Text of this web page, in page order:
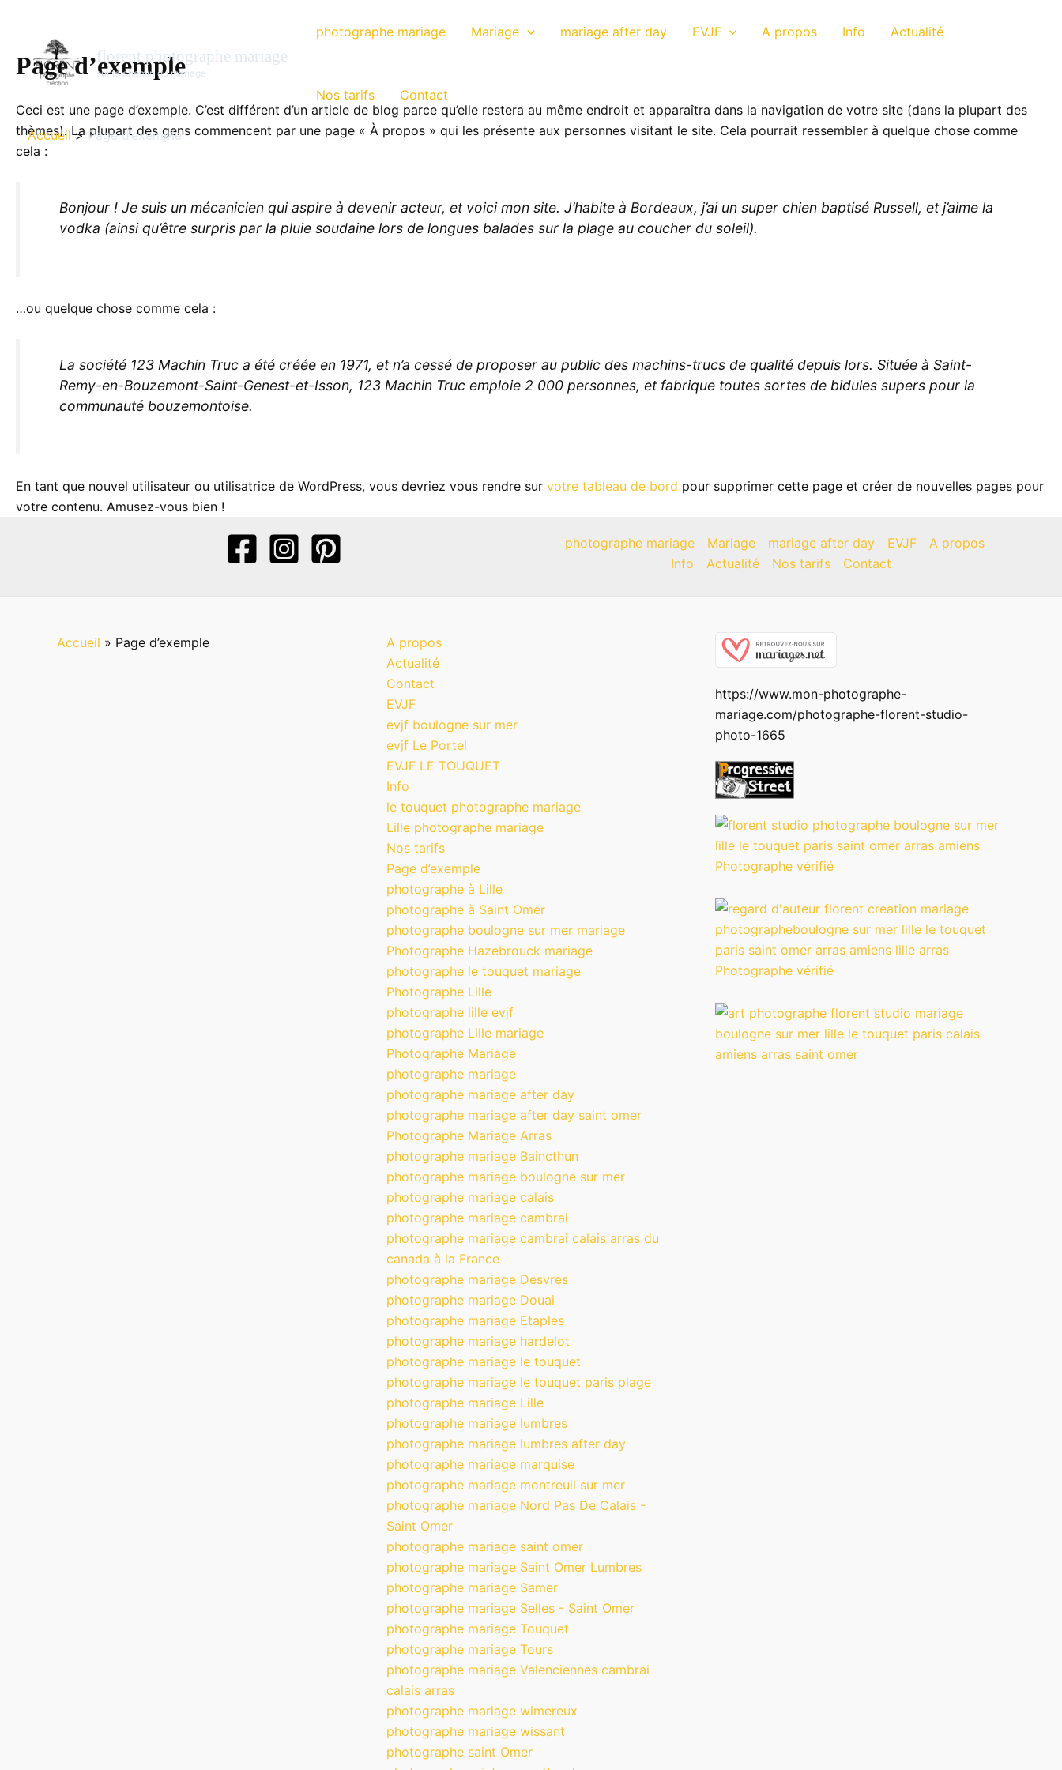
contenu
florent photographe mariage
sur le chemin du mariage
photographe mariage Mariage mariage after day EVJF A propos Info Actualité
Nos tarifs Contact
Accueil Page d’exemple
Page d’exemple
Ceci est une page d’exemple. C’est différent d’un article de blog parce qu’elle restera au même endroit et apparaîtra dans la navigation de votre site (dans la plupart des
thèmes). La plupart des gens commencent par une page « À propos » qui les présente aux personnes visitant le site. Cela pourrait ressembler à quelque chose comme
cela :
Bonjour ! Je suis un mécanicien qui aspire à devenir acteur, et voici mon site. J’habite à Bordeaux, j’ai un super chien baptisé Russell, et j’aime la
vodka (ainsi qu’être surpris par la pluie soudaine lors de longues balades sur la plage au coucher du soleil).
…ou quelque chose comme cela :
La société 123 Machin Truc a été créée en 1971, et n’a cessé de proposer au public des machins-trucs de qualité depuis lors. Située à Saint-
Remy-en-Bouzemont-Saint-Genest-et-Isson, 123 Machin Truc emploie 2 000 personnes, et fabrique toutes sortes de bidules supers pour la
communauté bouzemontoise.
En tant que nouvel utilisateur ou utilisatrice de WordPress, vous devriez vous rendre sur votre tableau de bord pour supprimer cette page et créer de nouvelles pages pour
votre contenu. Amusez-vous bien !
photographe mariage Mariage mariage after day EVJF
A propos
Info
Actualité Nos tarifs Contact
Accueil » Page d’exemple
A propos
Actualité
Contact
EVJF
evjf boulogne sur mer
evjf Le Portel
EVJF LE TOUQUET
Info
le touquet photographe mariage
Lille photographe mariage
Nos tarifs
Page d’exemple
photographe à Lille
photographe à Saint Omer
photographe boulogne sur mer mariage
Photographe Hazebrouck mariage
photographe le touquet mariage
Photographe Lille
photographe lille evjf
photographe Lille mariage
Photographe Mariage
photographe mariage
photographe mariage after day
photographe mariage after day saint omer
Photographe Mariage Arras
photographe mariage Baincthun
photographe mariage boulogne sur mer
photographe mariage calais
photographe mariage cambrai
photographe mariage cambrai calais arras du
canada à la France
photographe mariage Desvres
photographe mariage Douai
photographe mariage Etaples
photographe mariage hardelot
photographe mariage le touquet
photographe mariage le touquet paris plage
photographe mariage Lille
photographe mariage lumbres
photographe mariage lumbres after day
photographe mariage marquise
photographe mariage montreuil sur mer
photographe mariage Nord Pas De Calais -
Saint Omer
photographe mariage saint omer
photographe mariage Saint Omer Lumbres
photographe mariage Samer
photographe mariage Selles - Saint Omer
photographe mariage Touquet
photographe mariage Tours
photographe mariage Valenciennes cambrai
calais arras
photographe mariage wimereux
photographe mariage wissant
photographe saint Omer
https://www.mon-photographe-
mariage.com/photographe-florent-studio-
photo-1665